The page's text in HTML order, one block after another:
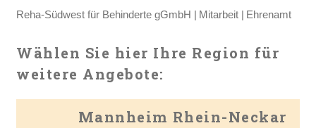
Reha-Südwest für Behinderte gGmbH Mitarbeit Ehrenamt
Wählen Sie hier Ihre Region für
weitere Angebote:
Mannheim Rhein-Neckar